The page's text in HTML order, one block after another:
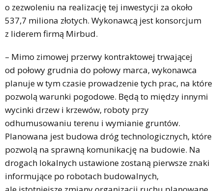
o zezwoleniu na realizację tej inwestycji za około
537,7 miliona złotych. Wykonawcą jest konsorcjum
z liderem firmą Mirbud.
– Mimo zimowej przerwy kontraktowej trwającej
od połowy grudnia do połowy marca, wykonawca
planuje w tym czasie prowadzenie tych prac, na które
pozwolą warunki pogodowe. Będą to między innymi
wycinki drzew i krzewów, roboty przy
odhumusowaniu terenu i wymianie gruntów.
Planowana jest budowa dróg technologicznych, które
pozwolą na sprawną komunikację na budowie. Na
drogach lokalnych ustawione zostaną pierwsze znaki
informujące po robotach budowalnych,